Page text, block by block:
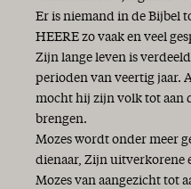
Er is niemand in de Bijbel
HEERE zo vaak en veel
Zijn lange leven is
perioden van veertig jaar.
mocht hij zijn volk tot aan
brengen.
Mozes wordt onder meer
dienaar, Zijn uitverkorene
Mozes van aangezicht tot